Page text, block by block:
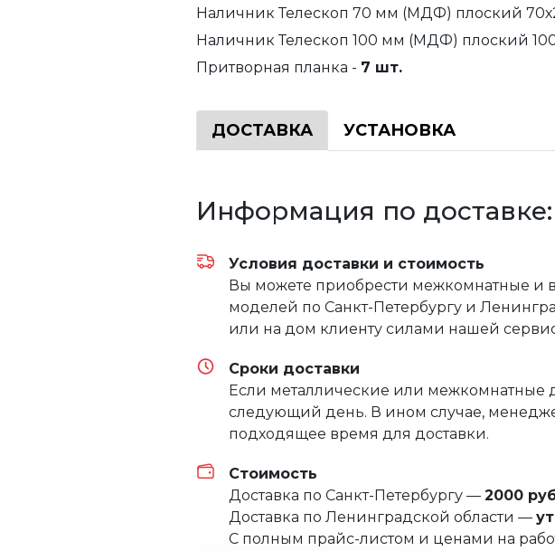
Наличник Телескоп 70 мм (МДФ) плоский
Наличник Телескоп 100 мм (МДФ) плоский
Притворная планка - 7 шт.
ДОСТАВКА УСТАНОВКА
Информация по доставке:
Условия доставки и стоимость
Вы можете приобрести межкомнатные и
моделей по Санкт-Петербургу и
или на дом клиенту силами нашей
Сроки доставки
Если металлические или межкомнатные
следующий день. В ином случае,
подходящее время для доставки.
Стоимость
Доставка по Санкт-Петербургу — 2000
Доставка по Ленинградской области —
С полным прайс-листом и ценами на